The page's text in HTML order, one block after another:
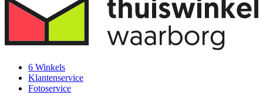
6 Winkels
Klantenservice
Fotoservice